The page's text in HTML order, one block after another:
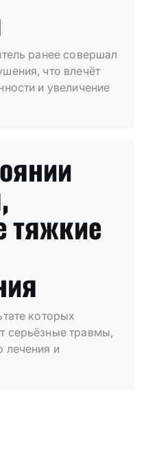
ранее совершал
что влечёт
и увеличение
тяжкие
которых
серьёзные травмы,
лечения и